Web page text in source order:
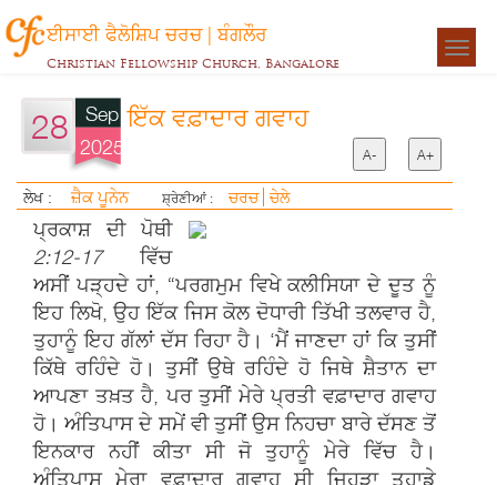
ਈਸਾਈ ਫੈਲੋਸ਼ਿਪ ਚਰਚ | ਬੰਗਲੌਰ
Christian Fellowship Church, Bangalore
28
Sep
2025
ਇੱਕ ਵਫ਼ਾਦਾਰ ਗਵਾਹ
A- A+
ਲੇਖ : ਜ਼ੈਕ ਪੂਨੇਨ ਸ਼੍ਰੇਣੀਆਂ : ਚਰਚ ਚੇਲੇ
ਪ੍ਰਕਾਸ਼ ਦੀ ਪੋਥੀ
2:12-17ਵਿੱਚ
ਅਸੀਂ ਪੜ੍ਹਦੇ ਹਾਂ, “ਪਰਗਮੁਮ ਵਿਖੇ ਕਲੀਸਿਯਾ ਦੇ ਦੂਤ ਨੂੰ
ਇਹ ਲਿਖੋ, ਉਹ ਇੱਕ ਜਿਸ ਕੋਲ ਦੋਧਾਰੀ ਤਿੱਖੀ ਤਲਵਾਰ ਹੈ,
ਤੁਹਾਨੂੰ ਇਹ ਗੱਲਾਂ ਦੱਸ ਰਿਹਾ ਹੈ। ‘ਮੈਂ ਜਾਣਦਾ ਹਾਂ ਕਿ ਤੁਸੀਂ
ਕਿੱਥੇ ਰਹਿੰਦੇ ਹੋ। ਤੁਸੀਂ ਉਥੇ ਰਹਿੰਦੇ ਹੋ ਜਿਥੇ ਸ਼ੈਤਾਨ ਦਾ
ਆਪਣਾ ਤਖ਼ਤ ਹੈ, ਪਰ ਤੁਸੀਂ ਮੇਰੇ ਪ੍ਰਤੀ ਵਫ਼ਾਦਾਰ ਗਵਾਹ
ਹੋ। ਅੰਤਿਪਾਸ ਦੇ ਸਮੇਂ ਵੀ ਤੁਸੀਂ ਉਸ ਨਿਹਚਾ ਬਾਰੇ ਦੱਸਣ ਤੋਂ
ਇਨਕਾਰ ਨਹੀਂ ਕੀਤਾ ਸੀ ਜੋ ਤੁਹਾਨੂੰ ਮੇਰੇ ਵਿੱਚ ਹੈ।
ਅੰਤਿਪਾਸ ਮੇਰਾ ਵਫ਼ਾਦਾਰ ਗਵਾਹ ਸੀ ਜਿਹੜਾ ਤੁਹਾਡੇ